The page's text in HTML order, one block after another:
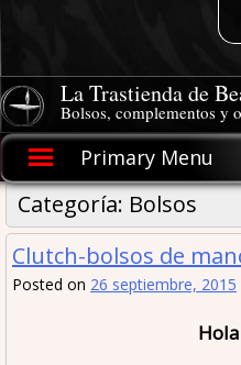
La Trastienda de
Bolsos, complementos y
Primary Menu
Categoría: Bolsos
Clutch-bolsos de
Posted on 26 septiembre, 2015